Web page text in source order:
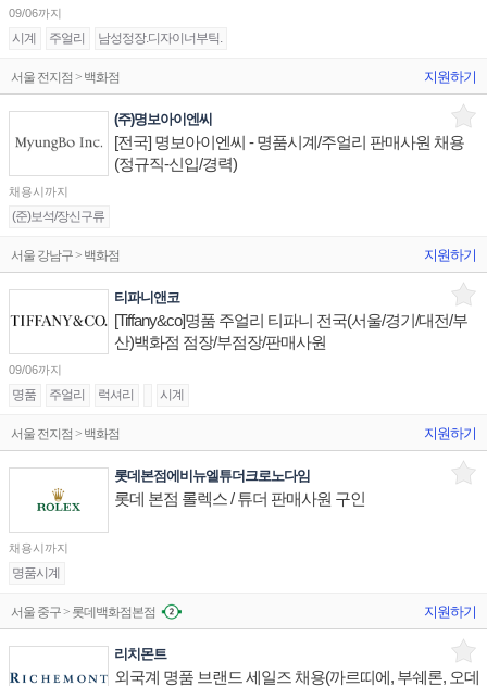
09/06까지
시계 주얼리 남성정장.디자이너부틱.
서울 전지점 > 백화점 지원하기
(주)명보아이엔씨
[전국] 명보아이엔씨 - 명품시계/주얼리 판매사원 채용
(정규직-신입/경력)
채용시까지
(준)보석/장신구류
서울 강남구 > 백화점 지원하기
티파니앤코
[Tiffany&co]명품 주얼리 티파니 전국(서울/경기/대전/부
산)백화점 점장/부점장/판매사원
09/06까지
명품 주얼리 럭셔리 시계
서울 전지점 > 백화점 지원하기
롯데본점에비뉴엘튜더크로노다임
롯데 본점 롤렉스 / 튜더 판매사원 구인
채용시까지
명품시계
서울 중구 > 롯데백화점본점 지원하기
리치몬트
외국계 명품 브랜드 세일즈 채용(까르띠에, 부쉐론, 오데